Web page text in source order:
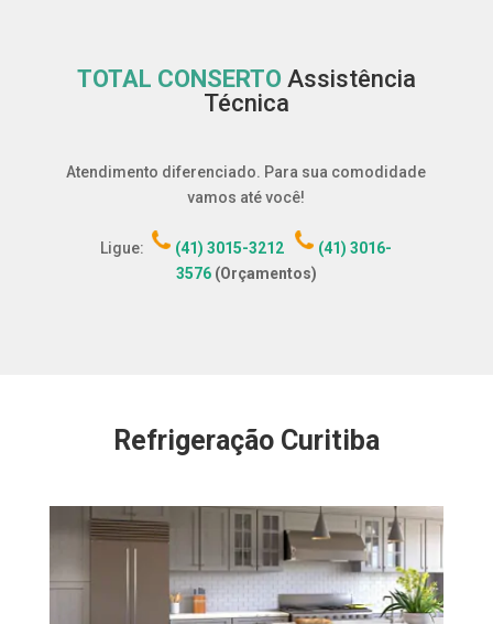
TOTAL CONSERTO Assistência
Técnica
Atendimento diferenciado. Para sua comodidade
vamos até você!
Ligue: (41) 3015-3212
(41) 3016-
3576(Orçamentos)
Refrigeração Curitiba